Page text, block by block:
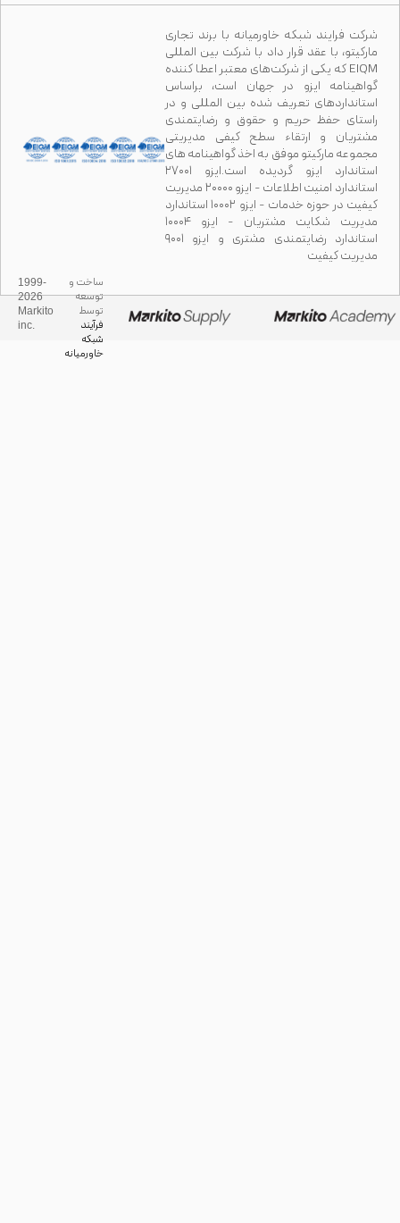
شبکه خاورمیانه با برند تجاری
با عقد قرار داد با شرکت بین المللی
EIQM که یکی از شرکت‌های معتبر اعطا کننده
ایزو در جهان است، براساس
تعریف شده بین المللی و در
حفظ حریم و حقوق و رضایتمندی
و ارتقاء سطح کیفی مدیریتی
مارکیتو موفق به اخذ گواهینامه های
استاندارد ایزو گردیده است.ایزو ۲۷۰۰۱
استاندارد امنیت اطلاعات - ایزو ۲۰۰۰۰ مدیریت
کیفیت در حوزه خدمات - ایزو ۱۰۰۰۲ استاندارد
مدیریت شکایت مشتریان - ایزو ۱۰۰۰۴
استاندارد رضایتمندی مشتری و ایزو ۹۰۰۱
کیفیت
توسعه
توسط
فرآیند
1999-
2026
Markito
inc.